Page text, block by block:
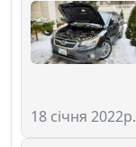
18 січня 2022р.